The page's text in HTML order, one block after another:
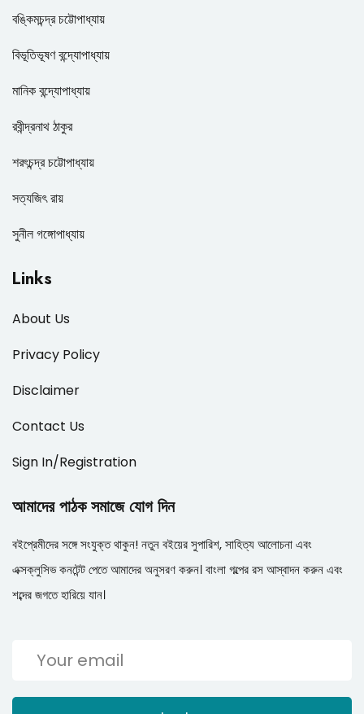
বঙ্কিমচন্দ্র চট্টোপাধ্যায়
বিভূতিভূষণ বন্দ্যোপাধ্যায়
মানিক বন্দ্যোপাধ্যায়
রবীন্দ্রনাথ ঠাকুর
শরৎচন্দ্র চট্টোপাধ্যায়
সত্যজিৎ রায়
সুনীল গঙ্গোপাধ্যায়
Links
About Us
Privacy Policy
Disclaimer
Contact Us
Sign In/Registration
আমাদের পাঠক সমাজে যোগ দিন
বইপ্রেমীদের সঙ্গে সংযুক্ত থাকুন! নতুন বইয়ের সুপারিশ, সাহিত্য আলোচনা এবং
এক্সক্লুসিভ কনটেন্ট পেতে আমাদের অনুসরণ করুন। বাংলা গল্পের রস আস্বাদন করুন এবং
শব্দের জগতে হারিয়ে যান।